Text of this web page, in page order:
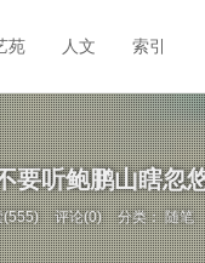
苑 人文 索引
要听鲍鹏山瞎忽
(555) 评论(0) 分类：随笔